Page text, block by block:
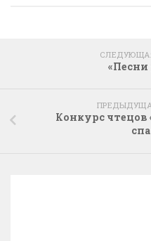
«Песни
Конкурс чтецов